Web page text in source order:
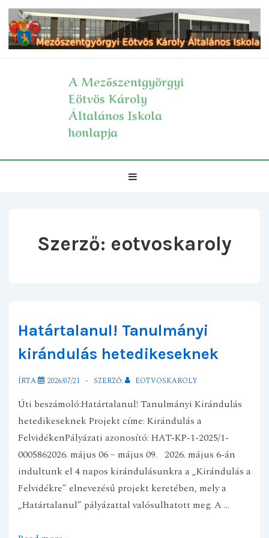
Skip
A Mezőszentgyörgyi
Eötvös Károly
Általános Iskola
honlapja
Szerző: eotvoskaroly
Határtalanul! Tanulmányi
kirándulás hetedikeseknek
ÍRTA 2026/07/21 SZERZŐ: EOTVOSKAROLY
Úti beszámoló:Határtalanul! Tanulmányi Kirándulás
hetedikeseknek Projekt címe: Kirándulás a
FelvidékenPályázati azonosító: HAT-KP-1-2025/1-
0005862026. május 06 – május 09. 2026. május 6-án
indultunk el 4 napos kirándulásunkra a „Kirándulás a
Felvidékre” elnevezésű projekt keretében, mely a
„Határtalanul” pályázattal valósulhatott meg. A …